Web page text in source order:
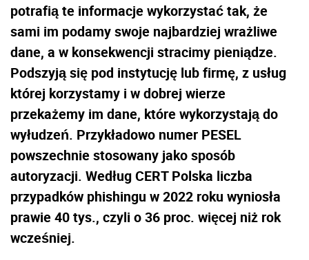
potrafią te informacje wykorzystać tak, że
sami im podamy swoje najbardziej wrażliwe
dane, a w konsekwencji stracimy pieniądze.
Podszyją się pod instytucję lub firmę, z usług
której korzystamy i w dobrej wierze
przekażemy im dane, które wykorzystają do
wyłudzeń. Przykładowo numer PESEL
powszechnie stosowany jako sposób
autoryzacji. Według CERT Polska liczba
przypadków phishingu w 2022 roku wyniosła
prawie 40 tys., czyli o 36 proc. więcej niż rok
wcześniej.